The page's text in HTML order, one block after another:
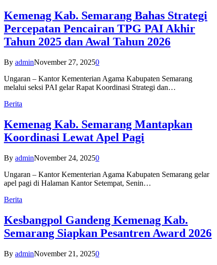
Kemenag Kab. Semarang Bahas Strategi
Percepatan Pencairan TPG PAI Akhir
Tahun 2025 dan Awal Tahun 2026
By adminNovember 27, 20250
Ungaran – Kantor Kementerian Agama Kabupaten Semarang
melalui seksi PAI gelar Rapat Koordinasi Strategi dan…
Berita
Kemenag Kab. Semarang Mantapkan
Koordinasi Lewat Apel Pagi
By adminNovember 24, 20250
Ungaran – Kantor Kementerian Agama Kabupaten Semarang gelar
apel pagi di Halaman Kantor Setempat, Senin…
Berita
Kesbangpol Gandeng Kemenag Kab.
Semarang Siapkan Pesantren Award 2026
By adminNovember 21, 20250